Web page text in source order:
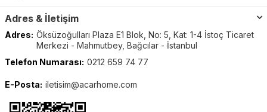
Adres & İletişim
Adres: Öksüzoğulları Plaza E1 Blok, No: 5, Kat: 1-4 İstoç Ticaret
Merkezi - Mahmutbey, Bağcılar - İstanbul
Telefon Numarası: 0212 659 74 77
E-Posta: iletisim@acarhome.com